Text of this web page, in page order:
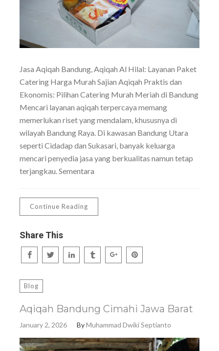
Jasa Aqiqah Bandung, Aqiqah Al Hilal: Layanan Paket
Catering Harga Murah Sajian Aqiqah Praktis dan
Ekonomis: Pilihan Catering Murah Meriah di Bandung
Mencari layanan aqiqah terpercaya memang
memerlukan riset yang mendalam, khususnya di
wilayah Bandung Raya. Di kawasan Bandung Utara
seperti Cidadap dan Sukasari, banyak keluarga
mencari penyedia jasa yang berkualitas namun tetap
terjangkau. Sementara
Continue Reading
Share This
Blog
Aqiqah Bandung Cimahi Jawa Barat
January 2, 2026 ByMuhammad Dwiki Septianto